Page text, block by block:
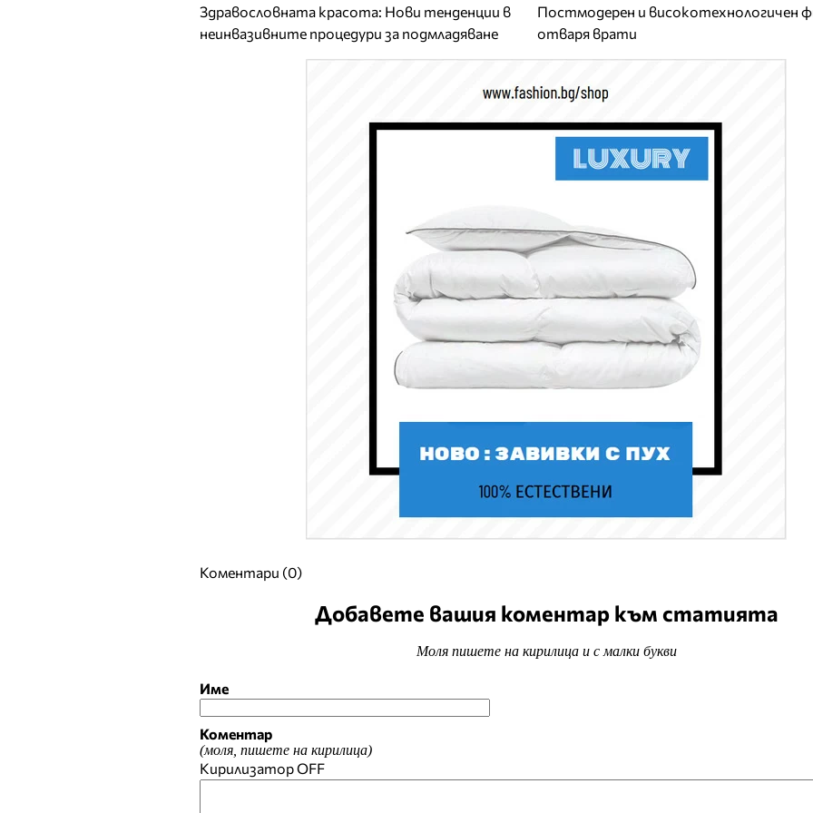
Здравословната красота: Нови тенденции в
неинвазивните процедури за подмладяване
Постмодерен и високотехнологичен
отваря врати
Коментари (0)
Добавете вашия коментар към статията
Моля пишете на кирилица и с малки букви
Име
Коментар
(моля, пишете на кирилица)
КирилизаторOFF